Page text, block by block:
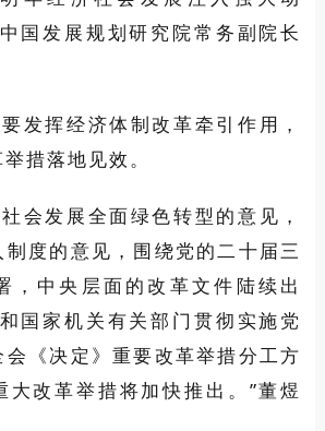
国发展规划研究院常务副院长
发挥经济体制改革牵引作用，
措落地见效。
会发展全面绿色转型的意见，
度的意见，围绕党的二十届三
，中央层面的改革文件陆续出
国家机关有关部门贯彻实施党
《决定》重要改革举措分工方
大改革举措将加快推出。”董煜